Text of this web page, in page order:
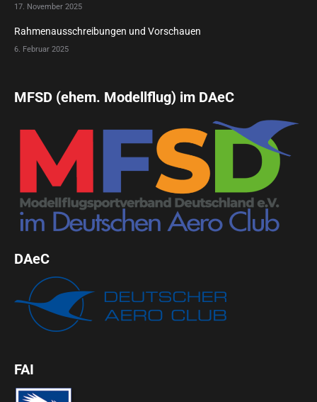
17. November 2025
Rahmenausschreibungen und Vorschauen
6. Februar 2025
MFSD (ehem. Modellflug) im DAeC
DAeC
FAI